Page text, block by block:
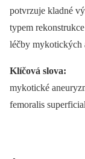
potvrzuje kladné
typem
léčby mykotických
Klíčová slova:
mykotické
femoralis